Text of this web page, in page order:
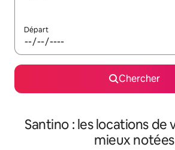
Départ
Chercher
Santino : les locations de
mieux notées